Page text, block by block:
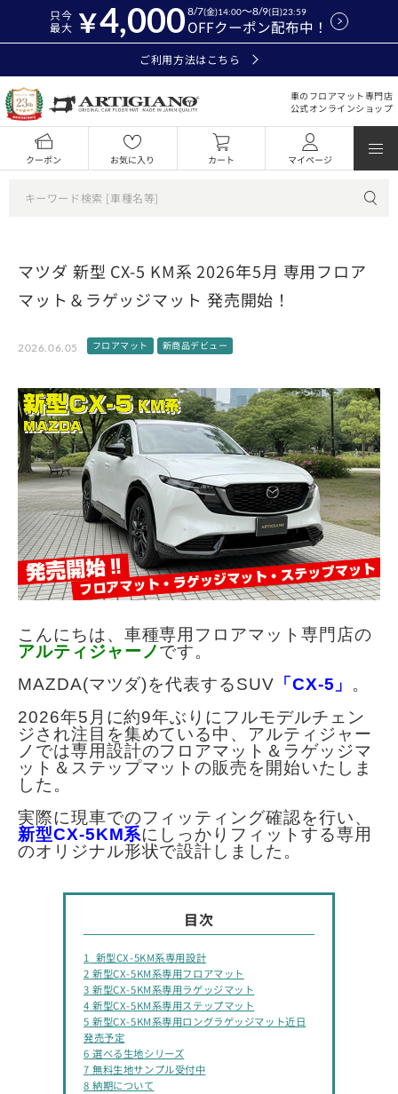
只今
最大
4,000OFFクーポン配布中！
8/7(金)14:00～8/9(日)23:59
ご利用方法はこちら
車のフロアマット専門店
公式オンラインショップ
クーポン お気に入り カート マイページ
マツダ 新型 CX-5 KM系 2026年5月 専用フロア
マット＆ラゲッジマット 発売開始！
2026.06.05 フロアマット 新商品デビュー
こんにちは、車種専用フロアマット専門店の
アルティジャーノです。
MAZDA(マツダ)を代表するSUV 「CX-5」 。
2026年5月に約9年ぶりにフルモデルチェン
ジされ注目を集めている中、アルティジャー
ノでは専用設計のフロアマット＆ラゲッジマ
ット＆ステップマットの販売を開始いたしま
した。
実際に現車でのフィッティング確認を行い、
新型CX-5KM系にしっかりフィットする専用
のオリジナル形状で設計しました。
目次
1 新型CX-5KM系専用設計
2 新型CX-5KM系専用フロアマット
3 新型CX-5KM系専用ラゲッジマット
4 新型CX-5KM系専用ステップマット
5 新型CX-5KM系専用ロングラゲッジマット近日
発売予定
6 選べる生地シリーズ
7 無料生地サンプル受付中
8 納期について